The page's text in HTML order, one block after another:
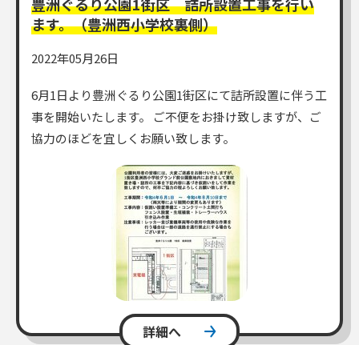
ます。（豊洲西小学校裏側）
2022年05月26日
6月1日より豊洲ぐるり公園1街区にて詰所設置に伴う工
事を開始いたします。 ご不便をお掛け致しますが、ご
協力のほどを宜しくお願い致します。
詳細へ